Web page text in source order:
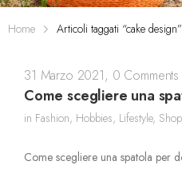
Home Articoli taggati “cake design”
31 Marzo 2021, 0 Comments
Come scegliere una
in Fashion, Hobbies, Lifestyle,
Come scegliere una spatola per